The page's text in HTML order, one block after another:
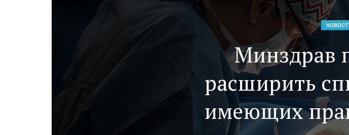
Минздрав
расширить
имеющих